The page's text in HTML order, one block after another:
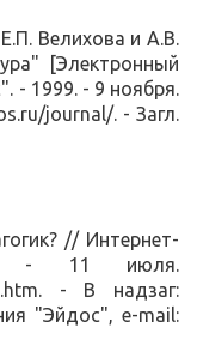
Велихова и А.В.
[Электронный
- 1999. - 9 ноября.
journal/. - Загл.
// Интернет-
- 11 июля.
- В надзаг:
"Эйдос", e-mail: